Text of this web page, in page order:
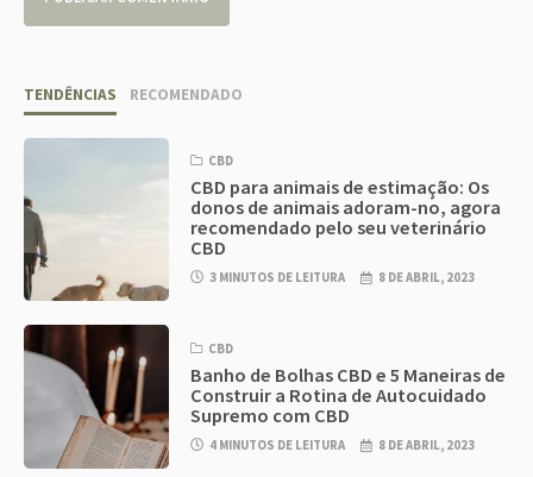
TENDÊNCIAS RECOMENDADO
CBD
CBD para animais de estimação: Os
donos de animais adoram-no, agora
recomendado pelo seu veterinário
CBD
3 MINUTOS DE LEITURA 8 DE ABRIL, 2023
CBD
Banho de Bolhas CBD e 5 Maneiras de
Construir a Rotina de Autocuidado
Supremo com CBD
4 MINUTOS DE LEITURA 8 DE ABRIL, 2023